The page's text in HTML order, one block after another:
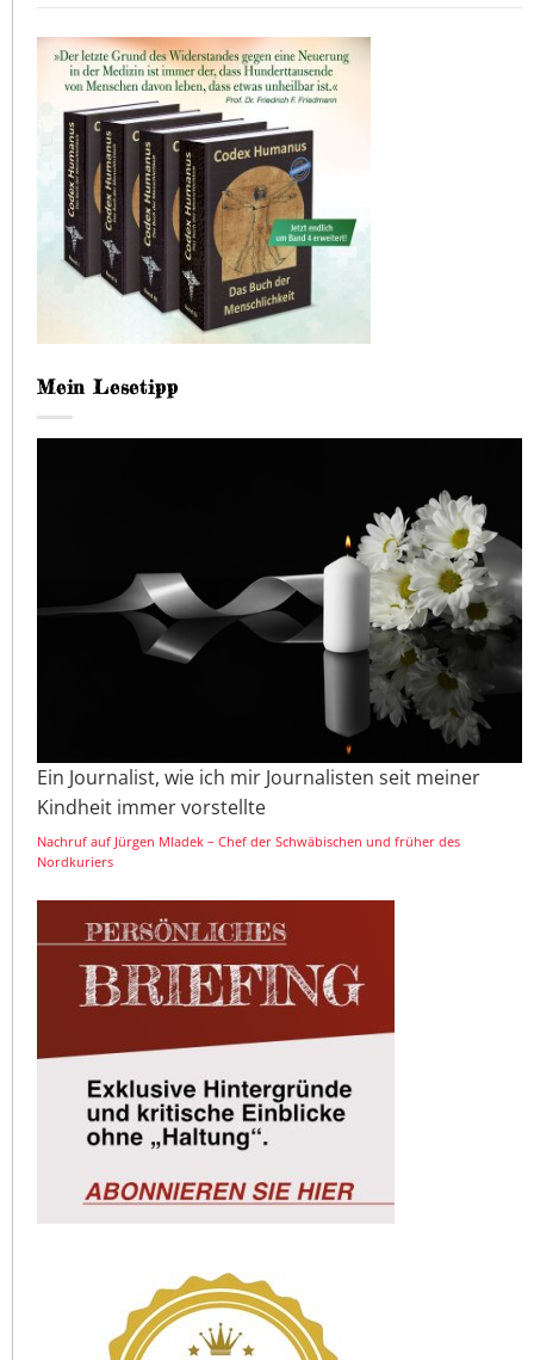
Mein Lesetipp
Ein Journalist, wie ich mir Journalisten seit meiner
Kindheit immer vorstellte
Nachruf auf Jürgen Mladek – Chef der Schwäbischen und früher des
Nordkuriers